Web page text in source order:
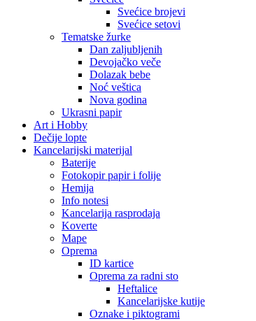
Svećice brojevi
Svećice setovi
Tematske žurke
Dan zaljubljenih
Devojačko veče
Dolazak bebe
Noć veštica
Nova godina
Ukrasni papir
Art i Hobby
Dečije lopte
Kancelarijski materijal
Baterije
Fotokopir papir i folije
Hemija
Info notesi
Kancelarija rasprodaja
Koverte
Mape
Oprema
ID kartice
Oprema za radni sto
Heftalice
Kancelarijske kutije
Oznake i piktogrami